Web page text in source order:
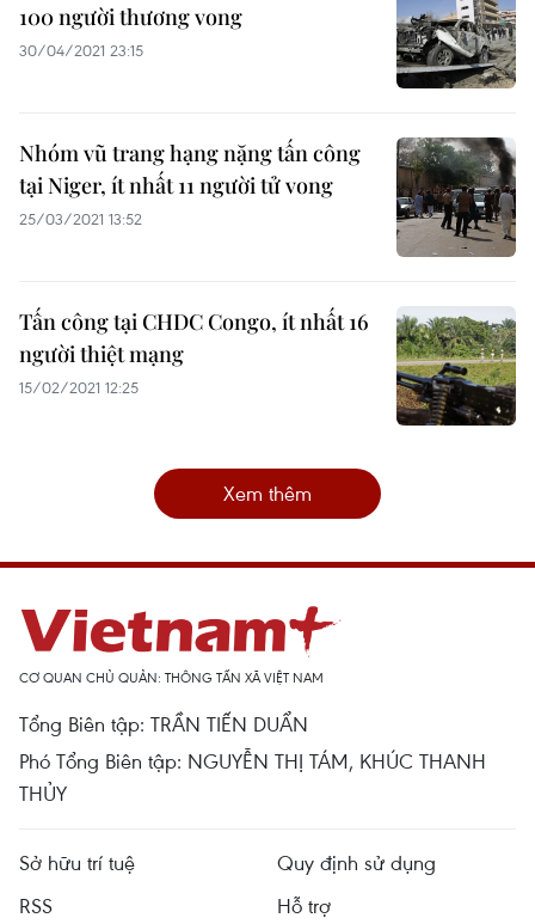
100 người thương vong
30/04/2021 23:15
Nhóm vũ trang hạng nặng tấn công
tại Niger, ít nhất 11 người tử vong
25/03/2021 13:52
Tấn công tại CHDC Congo, ít nhất 16
người thiệt mạng
15/02/2021 12:25
Xem thêm
CƠ QUAN CHỦ QUẢN: THÔNG TẤN XÃ VIỆT NAM
Tổng Biên tập: TRẦN TIẾN DUẨN
Phó Tổng Biên tập: NGUYỄN THỊ TÁM, KHÚC THANH
THỦY
Sở hữu trí tuệ
Quy định sử dụng
RSS
Hỗ trợ